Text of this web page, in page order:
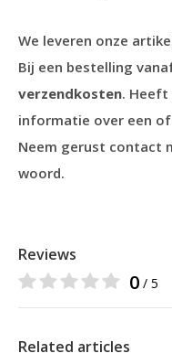
We leveren onze
Bij een bestelling
verzendkosten. Heeft
informatie over een
Neem gerust contact
woord.
Reviews
0 / 5
Related articles